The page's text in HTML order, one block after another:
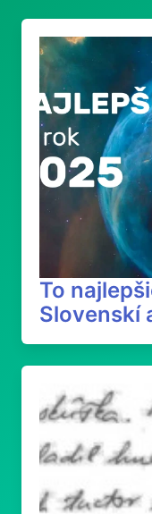
To
Slovenskí